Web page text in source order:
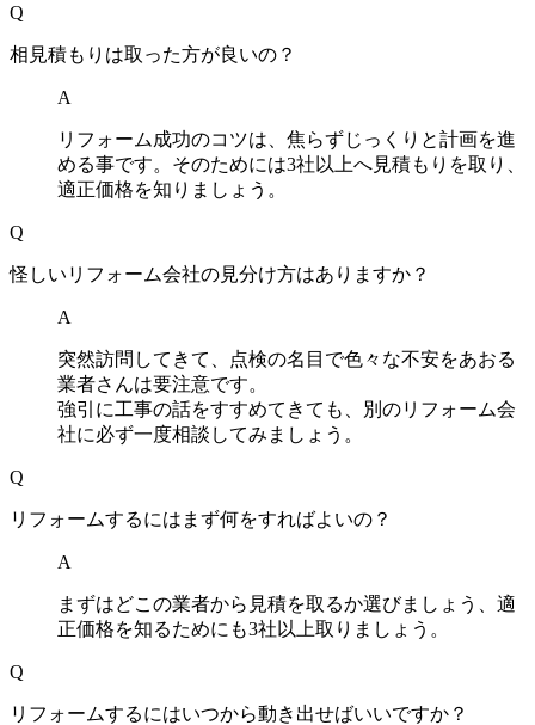
Q
相見積もりは取った方が良いの？
A
リフォーム成功のコツは、焦らずじっくりと計画を進
める事です。そのためには3社以上へ見積もりを取り、
適正価格を知りましょう。
Q
怪しいリフォーム会社の見分け方はありますか？
A
突然訪問してきて、点検の名目で色々な不安をあおる
業者さんは要注意です。
強引に工事の話をすすめてきても、別のリフォーム会
社に必ず一度相談してみましょう。
Q
リフォームするにはまず何をすればよいの？
A
まずはどこの業者から見積を取るか選びましょう、適
正価格を知るためにも3社以上取りましょう。
Q
リフォームするにはいつから動き出せばいいですか？